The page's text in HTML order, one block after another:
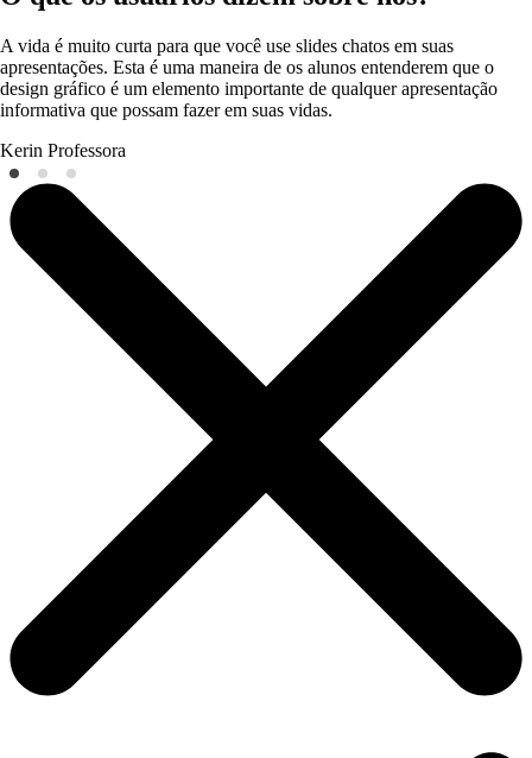
A vida é muito curta para que você use slides chatos em suas
apresentações. Esta é uma maneira de os alunos entenderem que o
design gráfico é um elemento importante de qualquer apresentação
informativa que possam fazer em suas vidas.
Kerin Professora